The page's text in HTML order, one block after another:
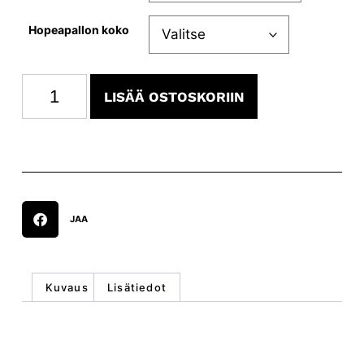
Hopeapallon koko
LISÄÄ OSTOSKORIIN
JAA
Kuvaus Lisätiedot